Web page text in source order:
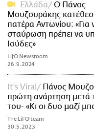
Ελλάδα
Ο Πάνος
Μουζουράκης
πατέρα Αντωνίου: «Για
σταύρωση πρέπει να
Ιούδες»
LifO Newsroom
26.9.2024
It's Viral
Πάνος
πρώτη ανάρτηση μετά
του- «Κι οι δυο μαζί
The LiFO team
30.5.2023